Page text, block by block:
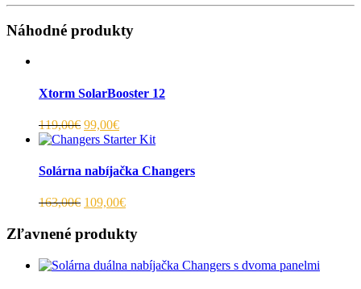
Náhodné produkty
Xtorm SolarBooster 12
119,00€ 99,00€
Solárna nabíjačka Changers
163,00€ 109,00€
Zľavnené produkty